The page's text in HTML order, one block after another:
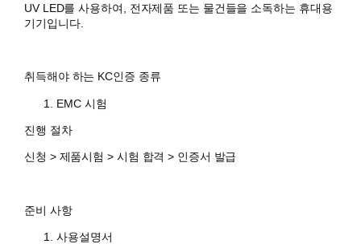
UV LED를 사용하여, 전자제품 또는 물건들을 소독하는 휴대용
기기입니다.
취득해야 하는 KC인증 종류
EMC 시험
진행 절차
신청 > 제품시험 > 시험 합격 > 인증서 발급
준비 사항
사용설명서